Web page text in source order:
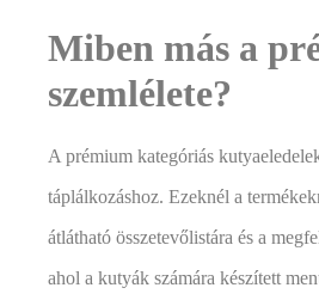
Miben más a
szemlélete?
A prémium kategóriás
táplálkozáshoz. Ezeknél a
átlátható összetevőlistára és a
ahol a kutyák számára készített